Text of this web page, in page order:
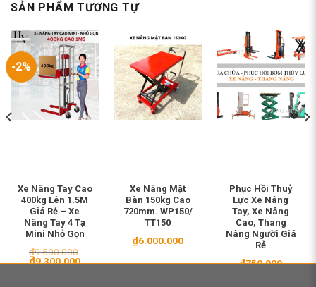
SẢN PHẨM TƯƠNG TỰ
-2%
Xe Nâng Tay Cao
400kg Lên 1.5M
Giá Rẻ – Xe
Nâng Tay 4 Tạ
Mini Nhỏ Gọn
₫9.500.000
Giá
₫9.300.000Giá
Xe Nâng Mặt
Bàn 150kg Cao
720mm. WP150/
TT150
₫6.000.000
Phục Hồi Thuỷ
Lực Xe Nâng
Tay, Xe Nâng
Cao, Thang
Nâng Người Giá
Rẻ
₫750.000